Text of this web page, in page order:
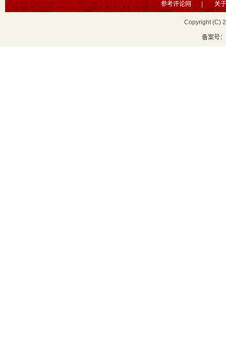
参考评论网 | 关
Copyright (C)
备案号